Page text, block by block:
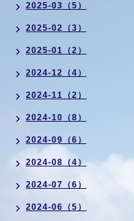
2025-03（5）
2025-02（3）
2025-01（2）
2024-12（4）
2024-11（2）
2024-10（8）
2024-09（6）
2024-08（4）
2024-07（6）
2024-06（5）